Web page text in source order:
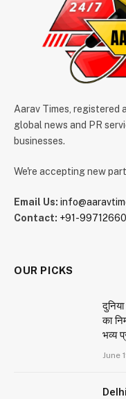
Aarav Times,
global news and PR
businesses.
We're accepting new
Email Us:
Contact: +91-
OUR PICKS
का
भव्य
June